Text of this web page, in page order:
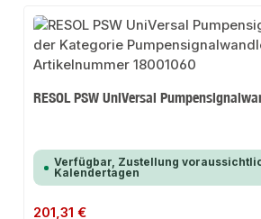
RESOL PSW UniVersal
Verfügbar, Zustellung
Kalendertagen
Regulärer Preis:
201,31 €